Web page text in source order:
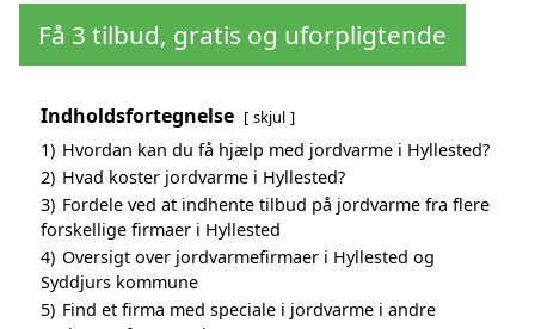
Få 3 tilbud, gratis og uforpligtende
Indholdsfortegnelse skjul
1) Hvordan kan du få hjælp med jordvarme i Hyllested?
2) Hvad koster jordvarme i Hyllested?
3) Fordele ved at indhente tilbud på jordvarme fra flere
forskellige firmaer i Hyllested
4) Oversigt over jordvarmefirmaer i Hyllested og
Syddjurs kommune
5) Find et firma med speciale i jordvarme i andre